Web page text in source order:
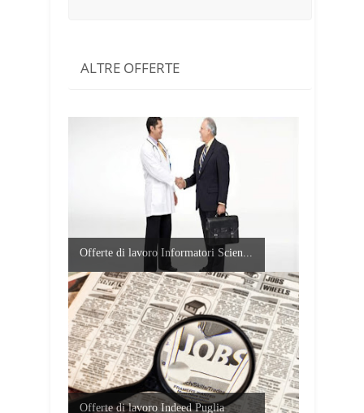
ALTRE OFFERTE
Offerte di lavoro Informatori Scien...
Offerte di lavoro Indeed Puglia